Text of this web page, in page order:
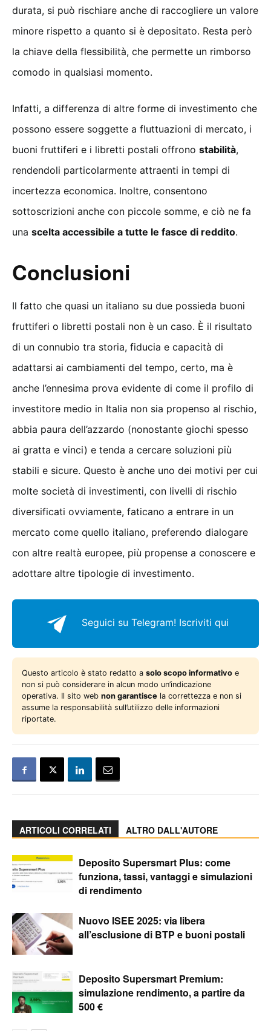
durata, si può rischiare anche di raccogliere un valore
minore rispetto a quanto si è depositato. Resta però
la chiave della flessibilità, che permette un rimborso
comodo in qualsiasi momento.
Infatti, a differenza di altre forme di investimento che
possono essere soggette a fluttuazioni di mercato, i
buoni fruttiferi e i libretti postali offrono stabilità,
rendendoli particolarmente attraenti in tempi di
incertezza economica. Inoltre, consentono
sottoscrizioni anche con piccole somme, e ciò ne fa
una scelta accessibile a tutte le fasce di reddito.
Conclusioni
Il fatto che quasi un italiano su due possieda buoni
fruttiferi o libretti postali non è un caso. È il risultato
di un connubio tra storia, fiducia e capacità di
adattarsi ai cambiamenti del tempo, certo, ma è
anche l’ennesima prova evidente di come il profilo di
investitore medio in Italia non sia propenso al rischio,
abbia paura dell’azzardo (nonostante giochi spesso
ai gratta e vinci) e tenda a cercare soluzioni più
stabili e sicure. Questo è anche uno dei motivi per cui
molte società di investimenti, con livelli di rischio
diversificati ovviamente, faticano a entrare in un
mercato come quello italiano, preferendo dialogare
con altre realtà europee, più propense a conoscere e
adottare altre tipologie di investimento.
Seguici su Telegram! Iscriviti qui
Questo articolo è stato redatto a solo scopo informativo e
non si può considerare in alcun modo un’indicazione
operativa. Il sito web non garantisce la correttezza e non si
assume la responsabilità sull’utilizzo delle informazioni
riportate.
ARTICOLI CORRELATI ALTRO DALL'AUTORE
Deposito Supersmart Plus: come
funziona, tassi, vantaggi e simulazioni
di rendimento
Nuovo ISEE 2025: via libera
all’esclusione di BTP e buoni postali
Deposito Supersmart Premium:
simulazione rendimento, a partire da
500 €